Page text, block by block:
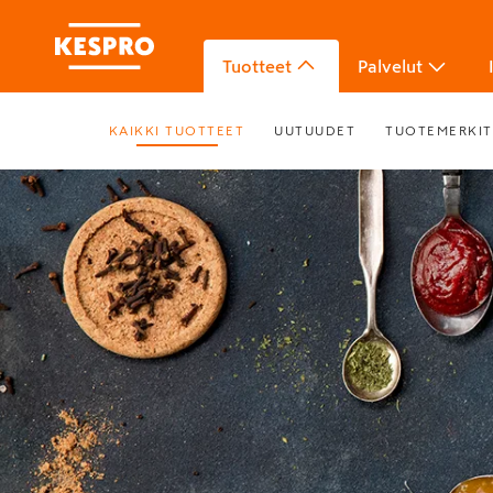
Tuotteet Palvelut
KAIKKI TUOTTEET UUTUUDET TUOTEMERKIT